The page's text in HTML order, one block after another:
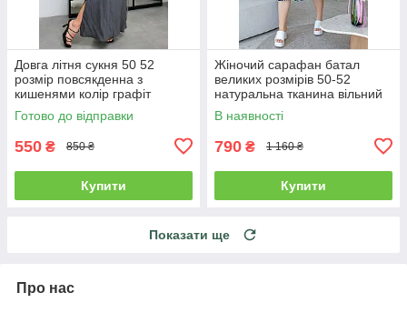
Довга літня сукня 50 52
розмір повсякденна з
кишенями колір графіт
Готово до відправки
550 ₴ 850 ₴
Купити
Жіночий сарафан батал
великих розмірів 50-52
натуральна тканина вільний
чорний
В наявності
790 ₴ 1 160 ₴
Купити
Показати ще
Про нас